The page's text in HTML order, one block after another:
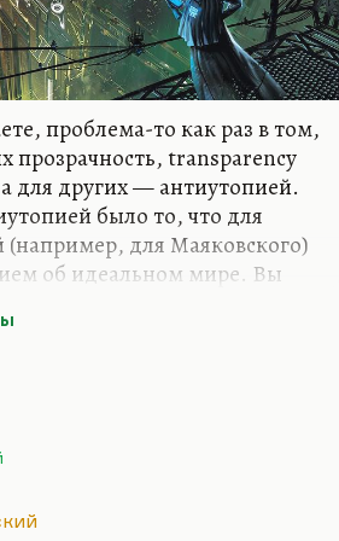
проблема-то как раз в том,
прозрачность, transparency
для других — антиутопией.
было то, что для
для Маяковского)
об идеальном мире. Вы
«Мы».
не читал «Мы», ведь по-
издана тогда, а знал он ее в
И конечно, он полемичен по
Ужас в том — вот это мне
дали прочувствовать
Замятин увидел опасность